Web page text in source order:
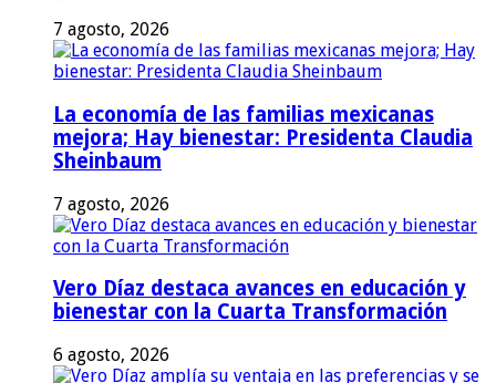
7 agosto, 2026
La economía de las familias mexicanas
mejora; Hay bienestar: Presidenta Claudia
Sheinbaum
7 agosto, 2026
Vero Díaz destaca avances en educación y
bienestar con la Cuarta Transformación
6 agosto, 2026